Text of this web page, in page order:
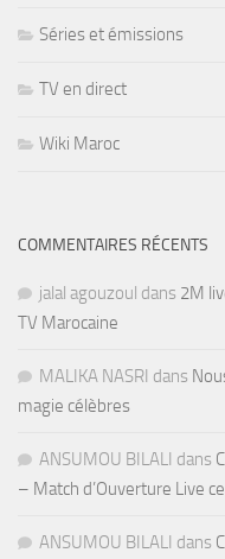
Séries et émissions
TV en direct
Wiki Maroc
COMMENTAIRES RÉCENTS
jalal agouzoul dans 2M
TV Marocaine
MALIKA NASRI dans
magie célèbres
ANSUMOU BILALI dans
– Match d’Ouverture Live
ANSUMOU BILALI dans